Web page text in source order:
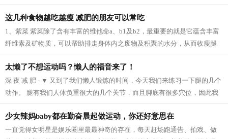
瘦出性感美腿，同时还塑造紧致翘臀...
这几种食物越吃越瘦 减肥的朋友可以常吃
1、紫菜 紫菜除了含有丰富的维他命a、b1及b2，最重要的就是它蕴含丰富
纤维素及矿物质，可以帮助排走身体内之废物及积聚的水分，从而收瘦腿
之效。 2、芝麻 芝麻它的亚麻仁油酸可以...
太懒了不想运动吗？懒人的福音来了！
深 夜 减 肥 - ▼ 又到了我们懒人锻炼的时间，今天我们来练习一下腿的几个
动作。 腿有我们人体负重很大的几个关节，而且脚底有很多穴位，因此我
们要多锻炼我们的脚，促进血液循...
少女辣妈baby都在勤奋晨起做运动，你还好意思在
一直觉得女明星是娱乐圈里最最神奇的存在，每天赶场跑通告、拍戏、做